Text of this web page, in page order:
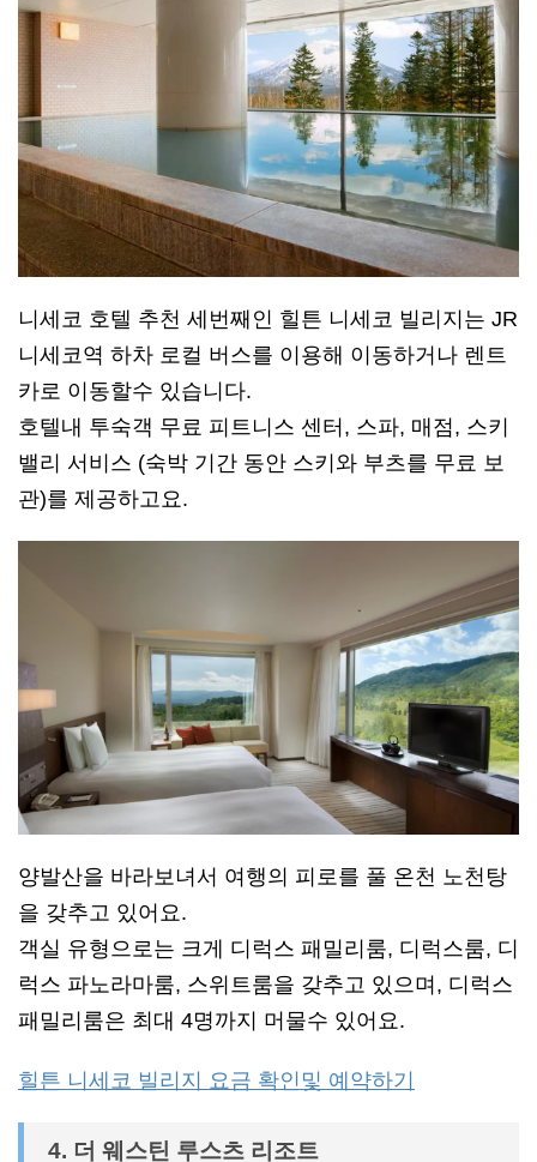
니세코 호텔 추천 세번째인 힐튼 니세코 빌리지는 JR
니세코역 하차 로컬 버스를 이용해 이동하거나 렌트
카로 이동할수 있습니다.
호텔내 투숙객 무료 피트니스 센터, 스파, 매점, 스키
밸리 서비스 (숙박 기간 동안 스키와 부츠를 무료 보
관)를 제공하고요.
양발산을 바라보녀서 여행의 피로를 풀 온천 노천탕
을 갖추고 있어요.
객실 유형으로는 크게 디럭스 패밀리룸, 디럭스룸, 디
럭스 파노라마룸, 스위트룸을 갖추고 있으며, 디럭스
패밀리룸은 최대 4명까지 머물수 있어요.
힐튼 니세코 빌리지 요금 확인및 예약하기
4. 더 웨스틴 루스츠 리조트